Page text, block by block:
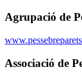
Agrupació de
Associació de